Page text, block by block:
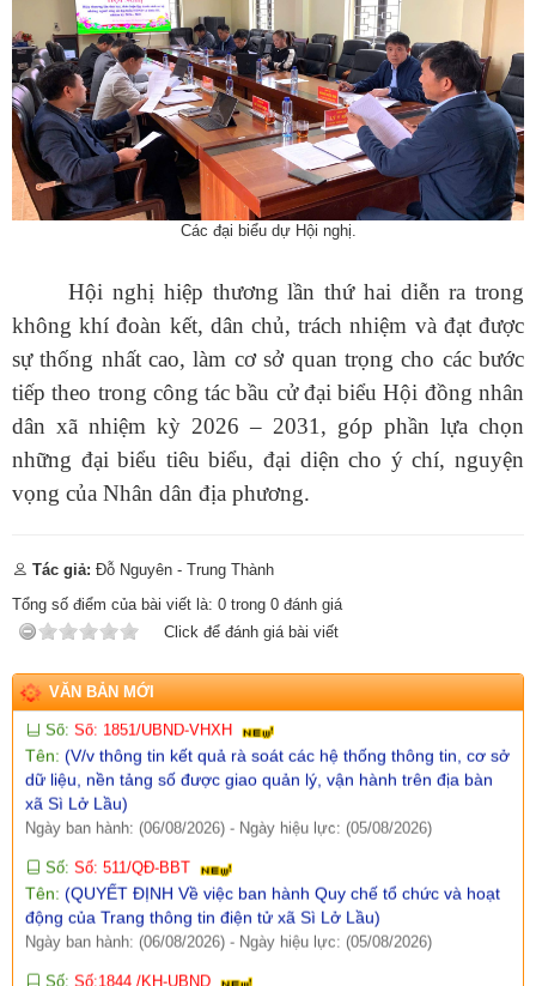
Các đại biểu dự Hội nghị.
Hội nghị hiệp thương lần thứ hai diễn ra trong
không khí đoàn kết, dân chủ, trách nhiệm và đạt được
sự thống nhất cao, làm cơ sở quan trọng cho các bước
tiếp theo trong công tác bầu cử đại biểu Hội đồng nhân
dân xã nhiệm kỳ 2026 – 2031, góp phần lựa chọn
những đại biểu tiêu biểu, đại diện cho ý chí, nguyện
vọng của Nhân dân địa phương.
Tác giả: Đỗ Nguyên - Trung Thành
Tổng số điểm của bài viết là: 0 trong 0 đánh giá
Click để đánh giá bài viết
VĂN BẢN MỚI
Số: Số:1862 /KH-UBND
Tên:(KẾ HOẠCH Tuyên truyền ứng dụng khoa học, công nghệ
Ngày ban hành: (07/08/2026) -Ngày hiệu lực: (06/08/2026)
Số: Số: 1852/BC-UBND
Tên:(BÁO CÁO Kết quả rà soát, đề xuất điều chỉnh dự toán
kinh phí thực hiện các dự án, nhiệm vụ khoa học, công nghệ,
đổi mới sáng tạo và chuyển đổi số năm 2026)
Ngày ban hành: (07/08/2026) - Ngày hiệu lực: (05/08/2026)
Số: Số: 1858/UBND-VP
Tên: (V/v triển khai thực hiện Nghị định số 301/2026/NĐ-CP
Tên:(V/v Rà soát các điểm dân cư có nguy cơ sạt lở và lập
phương án sơ tán khi cần thiết.)
Số:Số: 1851/UBND-VHXH
Tên:(V/v thông tin kết quả rà soát các hệ thống thông tin, cơ sở
dữ liệu, nền tảng số được giao quản lý, vận hành trên địa bàn
xã Sì Lở Lầu)
Ngày ban hành: (06/08/2026)
Số:Số: 511/QĐ-BBT
Tên:(QUYẾT ĐỊNH Về việc ban hành Quy chế tổ chức và hoạt
động của Trang thông tin điện tử xã Sì Lở Lầu)
Ngày ban hành: (06/08/2026) -Ngày hiệu lực: (05/08/2026)
Số:Số:1844 /KH-UBND
Tên:(KẾ HOẠCH Truyền thông hưởng ứng Tuần lễ Thế giới